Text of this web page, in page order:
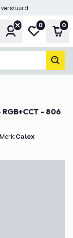
verstuurd
Account
Mijn
0 0
Merk: Calex